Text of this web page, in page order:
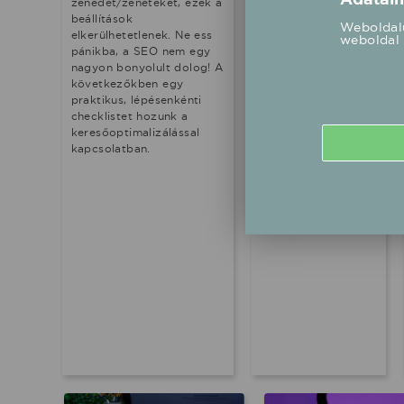
beállítások
elkerülhetetlenek. Ne ess
pánikba, a SEO nem egy
nagyon bonyolult dolog! A
következőkben egy
praktikus, lépésenkénti
checklistet hozunk a
keresőoptimalizálással
kapcsolatban.
szeretnének. Az
fel a kiégés okozta
frusztrációt.
weboldal